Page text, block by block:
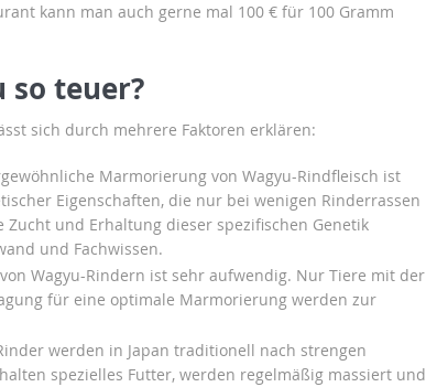
kann man auch gerne mal 100 € für 100 Gramm
so teuer?
sich durch mehrere Faktoren erklären:
Marmorierung von Wagyu-Rindfleisch ist
Eigenschaften, die nur bei wenigen Rinderrassen
und Erhaltung dieser spezifischen Genetik
und Fachwissen.
Wagyu-Rindern ist sehr aufwendig. Nur Tiere mit der
für eine optimale Marmorierung werden zur
werden in Japan traditionell nach strengen
spezielles Futter, werden regelmäßig massiert und